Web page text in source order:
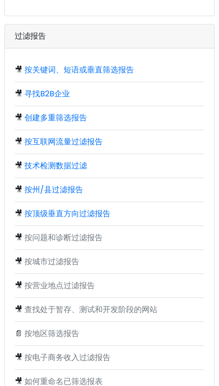
过滤报告
🎥 按关键词、短语或垂直筛选报告
🎥 寻找B2B企业
🎥 创建多重筛选报告
🎥 按互联网流量过滤报告
🎥 技术检测数据过滤
🎥 按州/县过滤报告
🎥 按顶级垂直方向过滤报告
🎥 按问题和诊断过滤报告
🎥 按城市过滤报告
🎥 按营业地点过滤报告
🎥 查找处于暂存、测试和开发阶段的网站
📄 按地区筛选报告
🎥 按电子商务收入过滤报告
🎥 如何重命名已筛选报表